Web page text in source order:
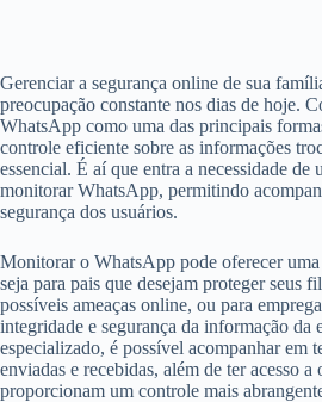
Gerenciar a segurança online de sua
preocupação constante nos dias de hoje.
WhatsApp como uma das principais
controle eficiente sobre as informações
essencial. É aí que entra a necessidade
monitorar WhatsApp, permitindo
segurança dos usuários.
Monitorar o WhatsApp pode oferecer
seja para pais que desejam proteger seus
possíveis ameaças online, ou para
integridade e segurança da informação
especializado, é possível acompanhar em
enviadas e recebidas, além de ter acesso
proporcionam um controle mais